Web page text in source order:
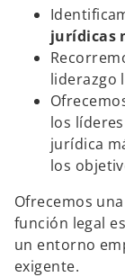
jurídicas
liderazgo
los
jurídica
los
Ofrecemos
función legal
un entorno
exigente.